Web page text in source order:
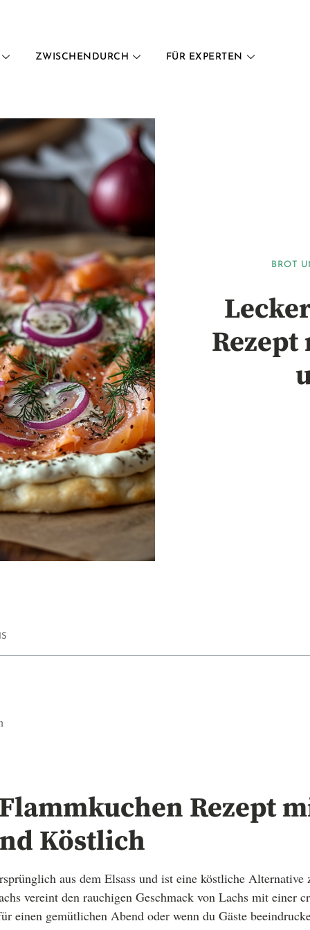
ZWISCHENDURCH FÜR EXPERTEN
BROT
Rezept
Köstlich
aus dem Elsass und ist eine köstliche Alternative
vereint den rauchigen Geschmack von Lachs mit einer
einen gemütlichen Abend oder wenn du Gäste